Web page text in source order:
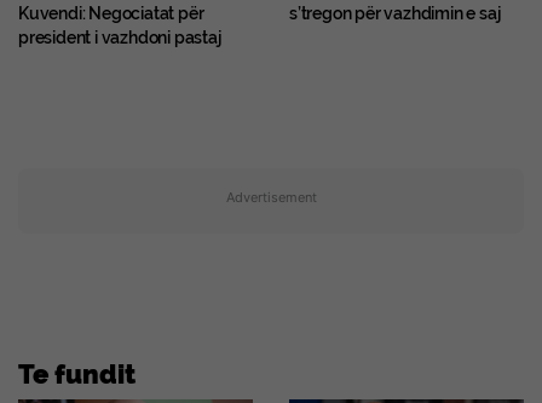
Kuvendi: Negociatat për
president i vazhdoni pastaj
s’tregon për vazhdimin e saj
Advertisement
Te fundit